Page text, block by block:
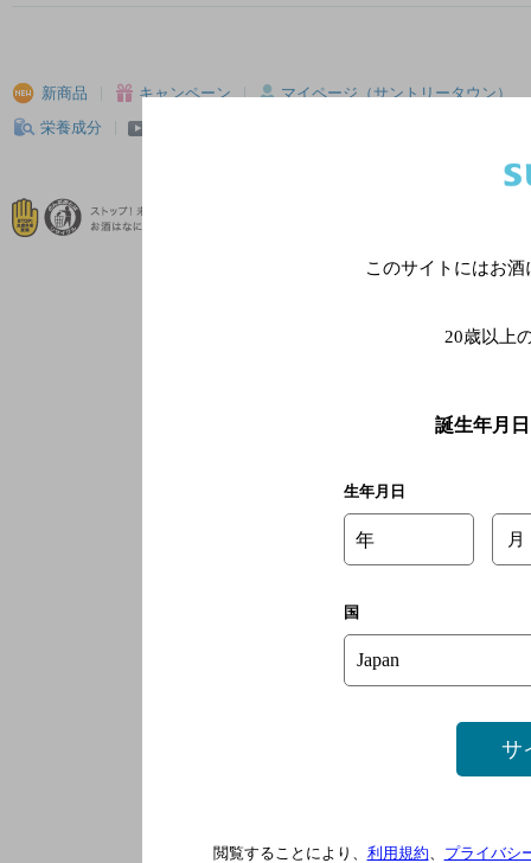
新商品 キャンペーン
マイページ（サントリータウン）
栄養成分
このサイトにはお
20歳以上
誕生年月
生年月日
年 月
国
サ
閲覧することにより、 利用規約、 プライバシ